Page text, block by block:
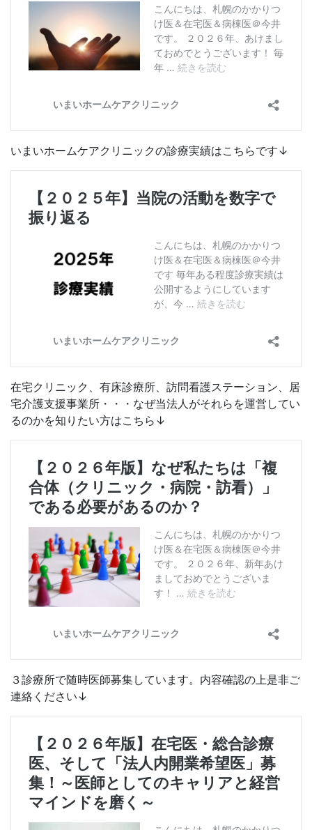
いまいホームケアクリニックの診療実績はこちらです↓
在宅クリニック、有床診療所、訪問看護ステーション、居
宅介護支援事業所・・・なぜ当法人がそれらを運営してい
るのかを知りたい方はこちら↓
３診療所で随時医師募集しています。内容確認の上是非ご
連絡ください↓